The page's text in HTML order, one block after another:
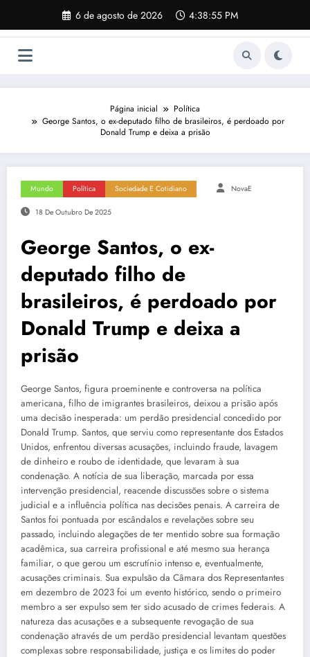
o
6 de agosto de 2026 4:38:56 PM
Página inicial
Política
George Santos, o ex-deputado filho de brasileiros, é perdoado por
Donald Trump e deixa a prisão
Mundo Política Sociedade E Cotidiano NovaE
18 De Outubro De 2025
George Santos, o ex-
deputado filho de
brasileiros, é perdoado por
Donald Trump e deixa a
prisão
George Santos, figura proeminente e controversa na política
americana, filho de imigrantes brasileiros, deixou a prisão após
uma decisão inesperada: um perdão presidencial concedido por
Donald Trump. Santos, que serviu como representante dos Estados
Unidos, enfrentou diversas acusações, incluindo fraude, lavagem
de dinheiro e roubo de identidade, que levaram à sua
condenação. A notícia de sua liberação, marcada por essa
intervenção presidencial, reacende discussões sobre o sistema
judicial e a influência política nas decisões penais. A carreira de
Santos foi pontuada por escândalos e revelações sobre seu
passado, incluindo alegações de ter mentido sobre sua formação
acadêmica, sua carreira profissional e até mesmo sua herança
familiar, o que gerou um escrutínio intenso e, eventualmente,
acusações criminais. Sua expulsão da Câmara dos Representantes
em dezembro de 2023 foi um evento histórico, sendo o primeiro
membro a ser expulso sem ter sido acusado de crimes federais. A
natureza das acusações e a subsequente revogação de sua
condenação através de um perdão presidencial levantam questões
complexas sobre responsabilidade, justiça e os limites do poder